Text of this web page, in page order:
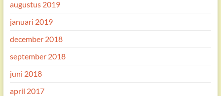
augustus 2019
januari 2019
december 2018
september 2018
juni 2018
april 2017